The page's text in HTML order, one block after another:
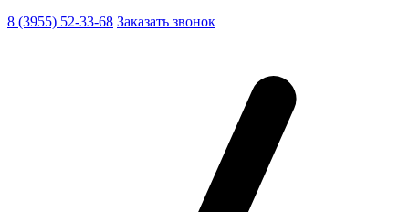
8 (3955) 52-33-68 Заказать звонок